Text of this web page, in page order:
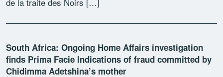
South Africa: Ongoing Home Affairs investigation
finds Prima Facie Indications of fraud committed by
Chidimma Adetshina’s mother